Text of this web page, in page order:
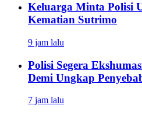
Keluarga Minta Polisi
Kematian Sutrimo
9 jam lalu
Polisi Segera
Demi Ungkap
7 jam lalu